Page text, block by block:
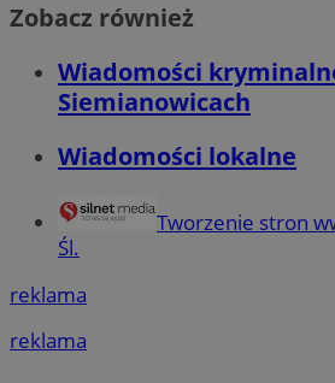
Zobacz również
Wiadomości
Siemianowicach
Wiadomości lokalne
Tworzenie stron
Śl.
reklama
reklama